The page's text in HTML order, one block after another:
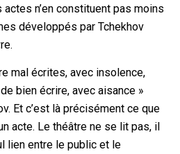
n’en constituent pas moins
développés par Tchekhov
mal écrites, avec insolence,
bien écrire, avec aisance »
Et c’est là précisément ce que
acte. Le théâtre ne se lit pas, il
lien entre le public et le